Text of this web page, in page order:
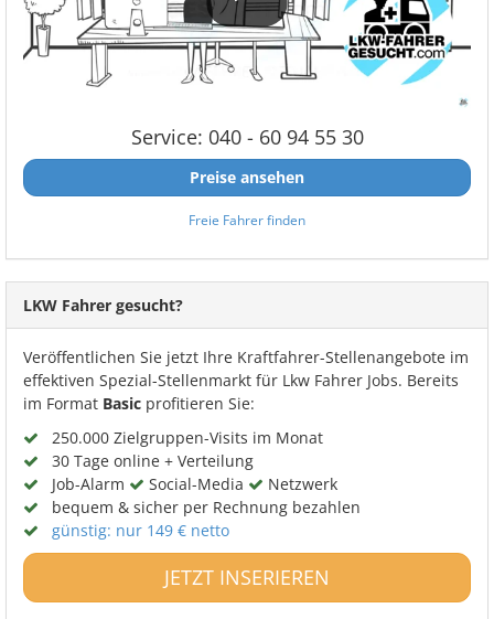
Service: 040 - 60 94 55 30
Preise ansehen
Freie Fahrer finden
LKW Fahrer gesucht?
Veröffentlichen Sie jetzt Ihre Kraftfahrer-Stellenangebote im
effektiven Spezial-Stellenmarkt für Lkw Fahrer Jobs. Bereits
im Format Basic profitieren Sie:
250.000 Zielgruppen-Visits im Monat
30 Tage online + Verteilung
Job-Alarm
Social-Media
Netzwerk
bequem & sicher per Rechnung bezahlen
günstig: nur 149 € netto
JETZT INSERIEREN